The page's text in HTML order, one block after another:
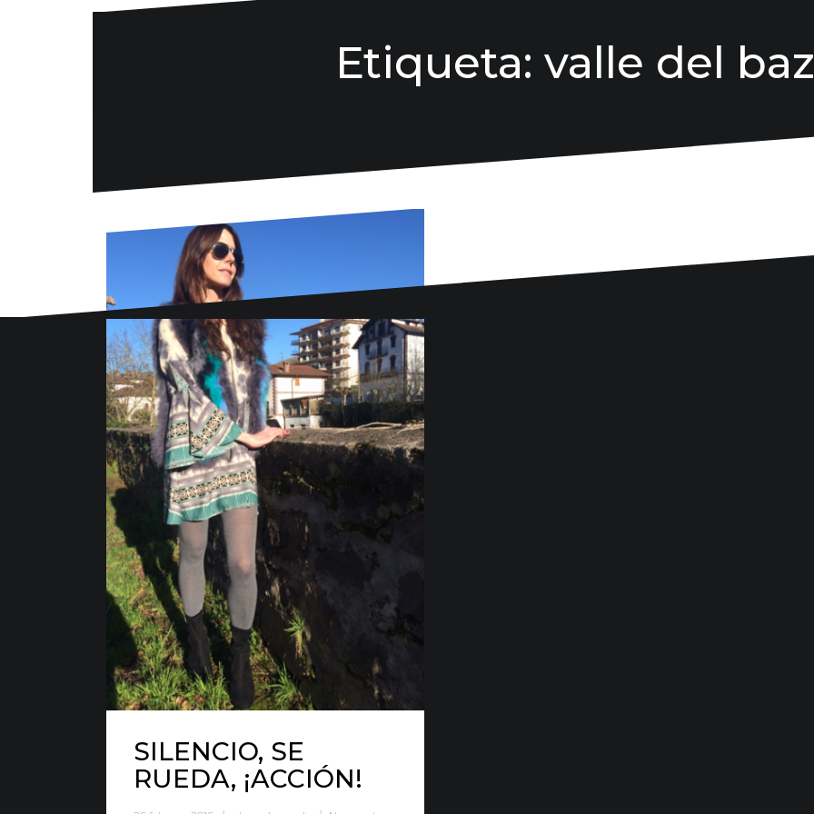
Etiqueta: valle del
SILENCIO, SE
RUEDA, ¡ACCIÓN!
Danse la mode
636 57 66 50 ·
info@danselamode.com
Avd. Comercial 20 Barañain (Navarra)
Nota Legal·Privacidad·Política de Cookies